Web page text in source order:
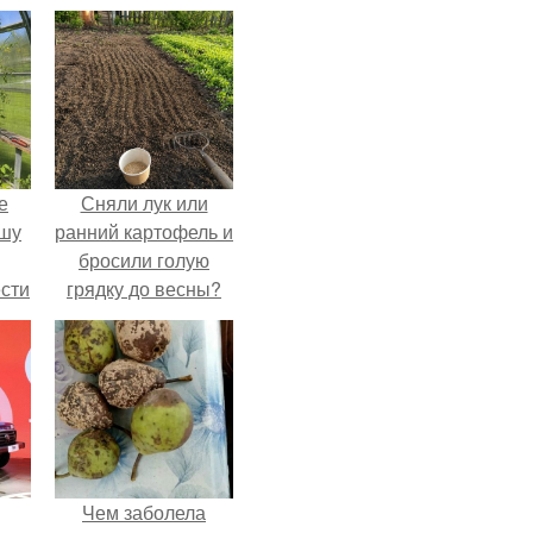
Сняли лук или
ранний картофель и
бросили голую
грядку до весны?
Чем заболела